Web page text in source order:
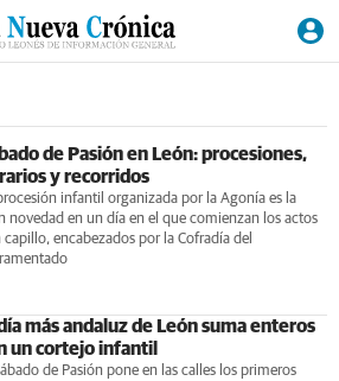
de Pasión en León: procesiones,
y recorridos
infantil organizada por la Agonía es la
novedad en un día en el que comienzan los actos
capillo, encabezados por la Cofradía del
más andaluz de León suma enteros
un cortejo infantil
de Pasión pone en las calles los primeros